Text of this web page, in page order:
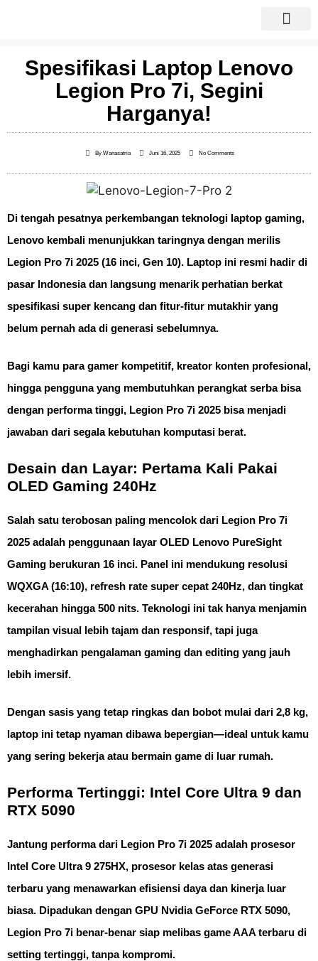
Spesifikasi Laptop Lenovo
Legion Pro 7i, Segini
Harganya!
By Wanasatria Juni 16, 2025 No Comments
Di tengah pesatnya perkembangan teknologi laptop gaming,
Lenovo kembali menunjukkan taringnya dengan merilis
Legion Pro 7i 2025 (16 inci, Gen 10). Laptop ini resmi hadir di
pasar Indonesia dan langsung menarik perhatian berkat
spesifikasi super kencang dan fitur-fitur mutakhir yang
belum pernah ada di generasi sebelumnya.
Bagi kamu para gamer kompetitif, kreator konten profesional,
hingga pengguna yang membutuhkan perangkat serba bisa
dengan performa tinggi, Legion Pro 7i 2025 bisa menjadi
jawaban dari segala kebutuhan komputasi berat.
Desain dan Layar: Pertama Kali Pakai
OLED Gaming 240Hz
Salah satu terobosan paling mencolok dari Legion Pro 7i
2025 adalah penggunaan layar OLED Lenovo PureSight
Gaming berukuran 16 inci. Panel ini mendukung resolusi
WQXGA (16:10), refresh rate super cepat 240Hz, dan tingkat
kecerahan hingga 500 nits. Teknologi ini tak hanya menjamin
tampilan visual lebih tajam dan responsif, tapi juga
menghadirkan pengalaman gaming dan editing yang jauh
lebih imersif.
Dengan sasis yang tetap ringkas dan bobot mulai dari 2,8 kg,
laptop ini tetap nyaman dibawa bepergian—ideal untuk kamu
yang sering bekerja atau bermain game di luar rumah.
Performa Tertinggi: Intel Core Ultra 9 dan
RTX 5090
Jantung performa dari Legion Pro 7i 2025 adalah prosesor
Intel Core Ultra 9 275HX, prosesor kelas atas generasi
terbaru yang menawarkan efisiensi daya dan kinerja luar
biasa. Dipadukan dengan GPU Nvidia GeForce RTX 5090,
Legion Pro 7i benar-benar siap melibas game AAA terbaru di
setting tertinggi, tanpa kompromi.